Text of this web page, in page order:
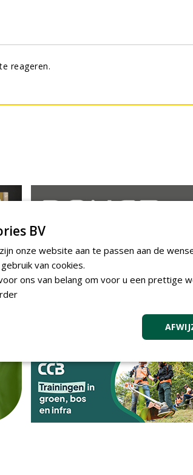
reageren.
BV
onze website aan te passen aan de
van cookies.
ons van belang om voor u een prettige